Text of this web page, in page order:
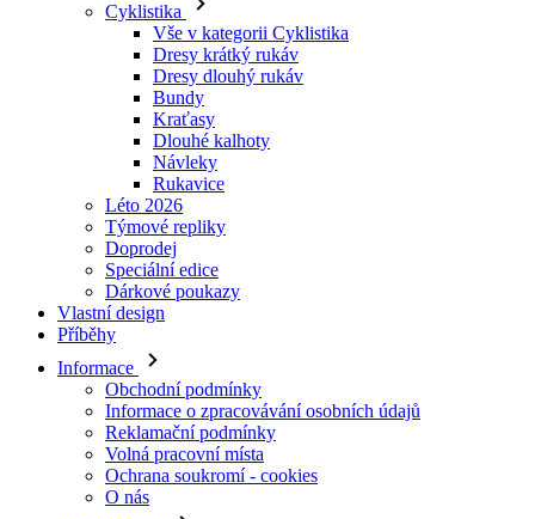
Cyklistika
Vše v kategorii Cyklistika
Dresy krátký rukáv
Dresy dlouhý rukáv
Bundy
Kraťasy
Dlouhé kalhoty
Návleky
Rukavice
Léto 2026
Týmové repliky
Doprodej
Speciální edice
Dárkové poukazy
Vlastní design
Příběhy
Informace
Obchodní podmínky
Informace o zpracovávání osobních údajů
Reklamační podmínky
Volná pracovní místa
Ochrana soukromí - cookies
O nás